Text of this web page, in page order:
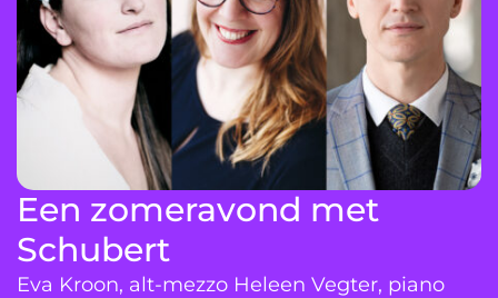
Een zomeravond met
Schubert
Eva Kroon, alt-mezzo Heleen Vegter, piano